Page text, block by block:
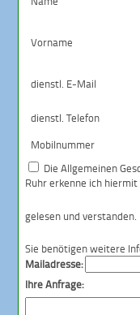
Vorname
dienstl. E-Mail
dienstl. Telefon
Mobilnummer
DieAllgemeinen
Ruhr erkenne ich hiermit
gelesen und verstanden.
Sie benötigen weitere
Mailadresse:
Ihre Anfrage: